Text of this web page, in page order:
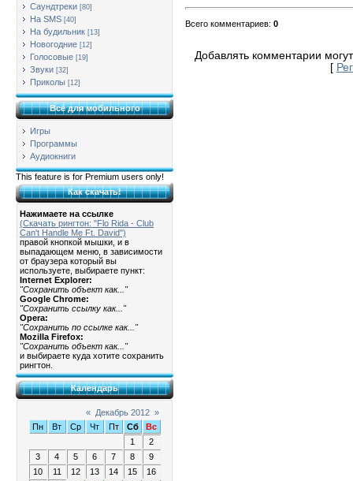
Саундтреки [80]
На SMS [40]
На будильник [13]
Новогодние [12]
Голосовые [19]
Звуки [32]
Приколы [12]
Всё для мобильного
Игры
Программы
Аудиокниги
This feature is for Premium users only!
Как скачать!
Нажимаете на ссылке
(Скачать рингтон: "Flo Rida - Club
Can't Handle Me Ft. David")
правой кнопкой мышки, и в
выпадающем меню, в зависимости
от браузера который вы
используете, выбираете пункт:
Internet Explorer:
"Сохранить объект как..."
Google Chrome:
"Сохранить ссылку как..."
Opera:
"Сохранить по ссылке как..."
Mozilla Firefox:
"Сохранить объект как..."
и выбираете куда хотите сохранить
рингтон.
Календарь
« Декабрь 2012 »
Пн
Вт Ср Чт Пт Сб
Вс
1
2
3
4 5 6 7 8
9
10
11 12 13 14 15
16
Всего комментариев: 0
Добавлять комментарии
[